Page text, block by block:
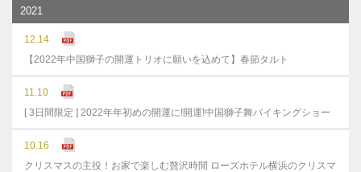
2021
12.14
【2022年中国獅子の開運トリオに願いを込めて】春節タルト
11.10
[ 3日間限定 ] 2022年年初めの開運に!開運!中国獅子舞バイキングショー
10.16
クリスマスの主役！お家で楽しむ贅沢時間 ローズホテル横浜のクリスマ